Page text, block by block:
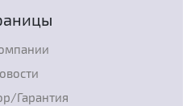
Гарантия